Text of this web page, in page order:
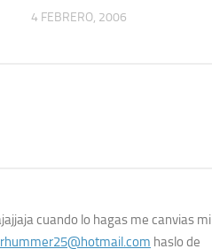
4 FEBRERO, 2006
cuando lo hagas me canvias mi
haslo de